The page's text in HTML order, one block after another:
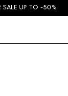
UP TO -50%